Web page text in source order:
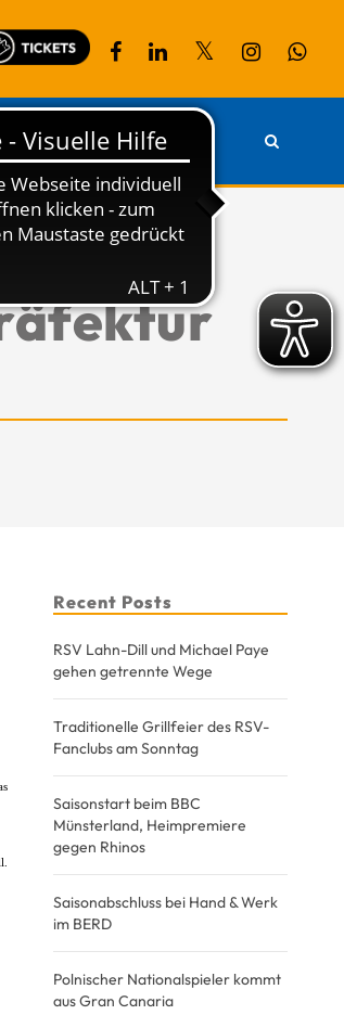
KONTAKT
Recent Posts
RSV Lahn-Dill und Michael Paye
gehen getrennte Wege
Traditionelle Grillfeier des RSV-
Fanclubs am Sonntag
Saisonstart beim BBC
Münsterland, Heimpremiere
gegen Rhinos
Saisonabschluss bei Hand & Werk
im BERD
Polnischer Nationalspieler kommt
aus Gran Canaria